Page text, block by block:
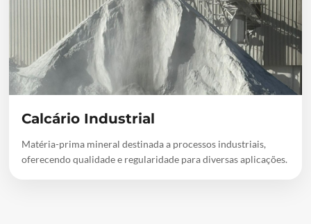
Calcário Industrial
Matéria-prima mineral destinada a processos industriais,
oferecendo qualidade e regularidade para diversas aplicações.